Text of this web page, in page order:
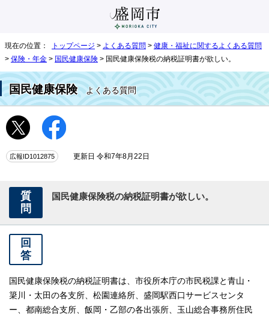
現在の位置： トップページ > よくある質問 > 健康・福祉に関するよくある質問
> 保険・年金 > 国民健康保険 > 国民健康保険税の納税証明書が欲しい。
国民健康保険よくある質問
広報ID1012875 更新日 令和7年8月22日
質
問
国民健康保険税の納税証明書が欲しい。
回
答
国民健康保険税の納税証明書は、市役所本庁の市民税課と青山・
簗川・太田の各支所、松園連絡所、盛岡駅西口サービスセンタ
ー、都南総合支所、飯岡・乙部の各出張所、玉山総合事務所住民